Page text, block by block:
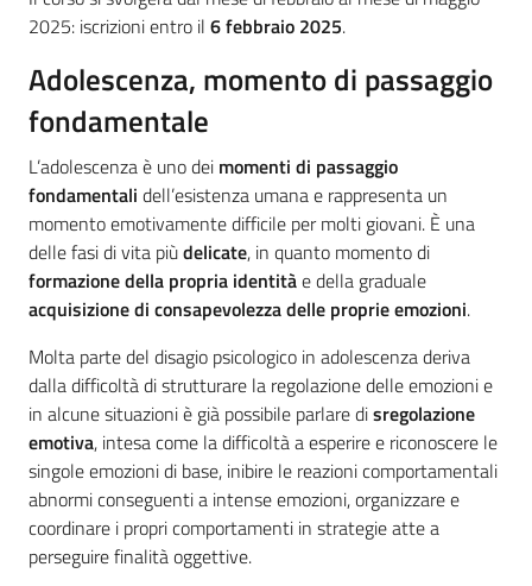
2025: iscrizioni entro il 6 febbraio 2025.
Adolescenza, momento di passaggio
fondamentale
L’adolescenza è uno dei momenti di passaggio
fondamentali dell’esistenza umana e rappresenta un
momento emotivamente difficile per molti giovani. È una
delle fasi di vita piùdelicate, in quanto momento di
formazione della propria identitàe della graduale
acquisizione di consapevolezza delle proprie emozioni.
Molta parte del disagio psicologico in adolescenza deriva
dalla difficoltà di strutturare la regolazione delle emozioni e
in alcune situazioni è già possibile parlare disregolazione
emotiva, intesa come la difficoltà a esperire e riconoscere le
singole emozioni di base, inibire le reazioni comportamentali
abnormi conseguenti a intense emozioni, organizzare e
coordinare i propri comportamenti in strategie atte a
perseguire finalità oggettive.